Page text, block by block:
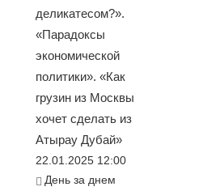
деликатесом?».
«Парадоксы
экономической
политики». «Как
грузин из Москвы
хочет сделать из
Атырау Дубай»
22.01.2025 12:00
День за днем